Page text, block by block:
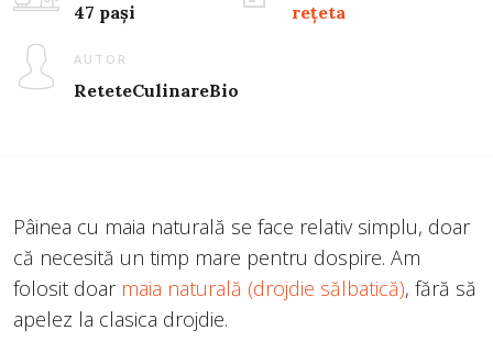
47 pași rețeta
AUTOR
ReteteCulinareBio
Pâinea cu maia naturală se face relativ simplu, doar
că necesită un timp mare pentru dospire. Am
folosit doar maia naturală (drojdie sălbatică), fără să
apelez la clasica drojdie.